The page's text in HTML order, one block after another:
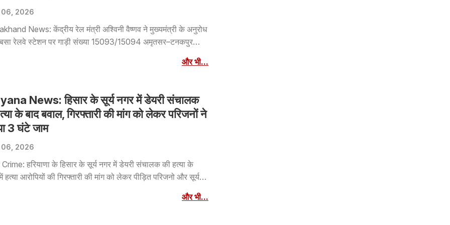
06, 2026
News: केंद्रीय रेल मंत्री अश्विनी वैष्णव ने मुख्यमंत्री के अनुरोध
रेलवे स्टेशन पर गाड़ी संख्या 15093/15094 अमृतसर–टनकपुर
को आधिकारिक पत्र भेजकर जानकारी दी है। रेल मंत्री ने जनसुविधा
रेलवे ने बनबसा स्टेशन पर अमृतसर–टनकपुर एक्सप्रेस के नियमित ठहराव
दे दी है।
और भी...
News: हिसार के सूर्य नगर में डेयरी संचालक
के बाद बवाल, गिरफ्तारी की मांग को लेकर परिजनों ने
3 घंटे जाम
06, 2026
हरियाणा के हिसार के सूर्य नगर में डेयरी संचालक की हत्या के
हत्या आरोपियों की गिरफ्तारी की मांग को लेकर पीड़ित परिजनो और सूर्य
घंटे तक जाम लगा दिया। इस दौरान लोग रोड पर दरी बिछा कर बैठ गए है
और भी...